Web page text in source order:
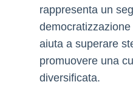
rappresenta un
aiuta a superare
promuovere una
diversificata.